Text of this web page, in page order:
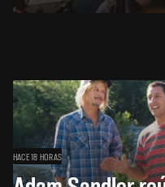
HACE 18 HORAS